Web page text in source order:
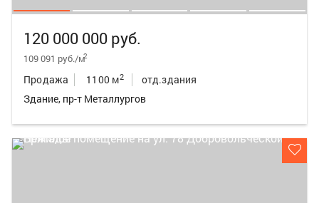
120 000 000 руб.
109 091 руб./м2
Продажа 1100 м2
отд.здания
Здание, пр-т Металлургов